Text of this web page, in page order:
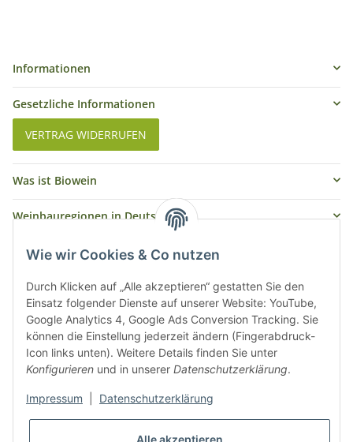
Wie wir Cookies & Co nutzen
Durch Klicken auf „Alle akzeptieren“ gestatten Sie den
Einsatz folgender Dienste auf unserer Website: YouTube,
Google Analytics 4, Google Ads Conversion Tracking. Sie
können die Einstellung jederzeit ändern (Fingerabdruck-
Icon links unten). Weitere Details finden Sie unter
Konfigurieren und in unserer Datenschutzerklärung.
Impressum Datenschutzerklärung
Alle akzeptieren
Informationen
Gesetzliche Informationen
VERTRAG WIDERRUFEN
Was ist Biowein
Weinbauregionen in Deutschland
Weinbauregionen und Weinbaugebiete in Österreich
Weiße Rebsorten
Rote Rebsorten